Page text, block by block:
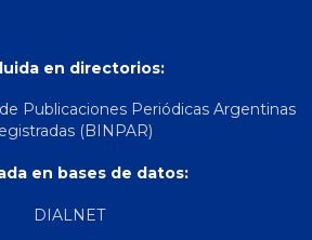
en directorios:
Publicaciones Periódicas Argentinas
(BINPAR)
en bases de datos:
DIALNET